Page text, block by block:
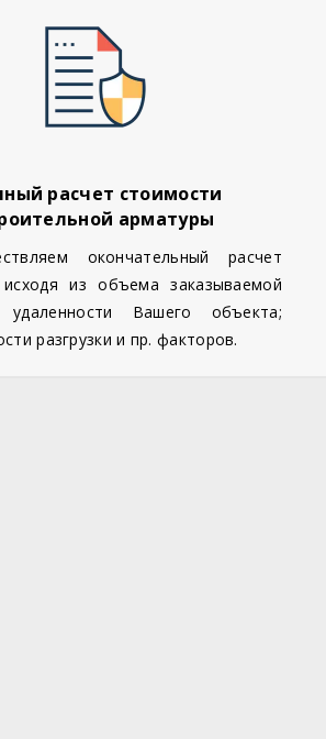
расчет стоимости
арматуры
окончательный расчет
из объема заказываемой
удаленности Вашего объекта;
разгрузки и пр. факторов.